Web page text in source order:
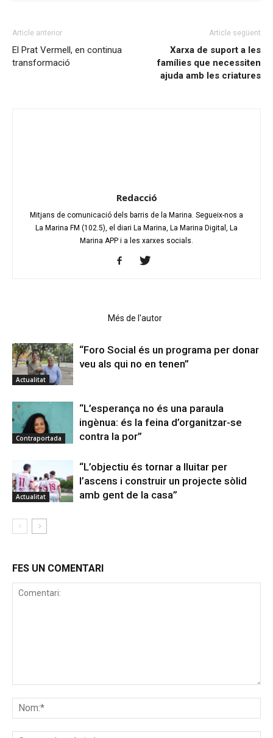
Article anterior
El Prat Vermell, en continua
transformació
Article següent
Xarxa de suport a les
famílies que necessiten
ajuda amb les criatures
Redacció
Mitjans de comunicació dels barris de la Marina. Segueix-nos a
La Marina FM (102.5), el diari La Marina, La Marina Digital, La
Marina APP i a les xarxes socials.
Més de l'autor
Actualitat
“Foro Social és un programa per donar
veu als qui no en tenen”
Contraportada
“L’esperança no és una paraula
ingènua: és la feina d’organitzar-se
contra la por”
Actualitat
“L’objectiu és tornar a lluitar per
l’ascens i construir un projecte sòlid
amb gent de la casa”
FES UN COMENTARI